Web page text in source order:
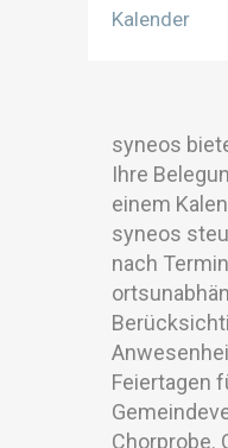
Kalender
syneos
Ihre
einem
syneos
nach
Feiertagen
Chorprobe.